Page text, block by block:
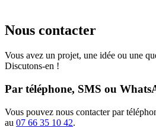
Nous contacter
Vous avez un projet, une idée ou une
Discutons-en !
Par téléphone, SMS ou
Vous pouvez nous contacter par
au 07 66 35 10 42.